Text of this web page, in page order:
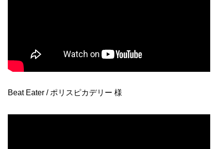
Beat Eater / ポリスピカデリー 様